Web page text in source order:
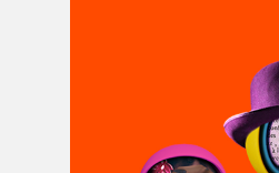
Espace exposant·e·s
Espace enseignant·e·s
Espace participant⋅e⋅s